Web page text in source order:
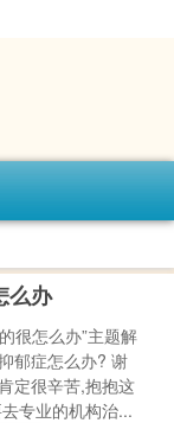
么办
很怎么办”主题解
郁症怎么办? 谢
定很辛苦,抱抱这
专业的机构治...